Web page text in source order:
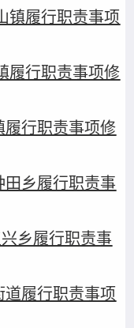
镇履行职责事项
履行职责事项修
履行职责事项修
田乡履行职责事
乡履行职责事
道履行职责事项